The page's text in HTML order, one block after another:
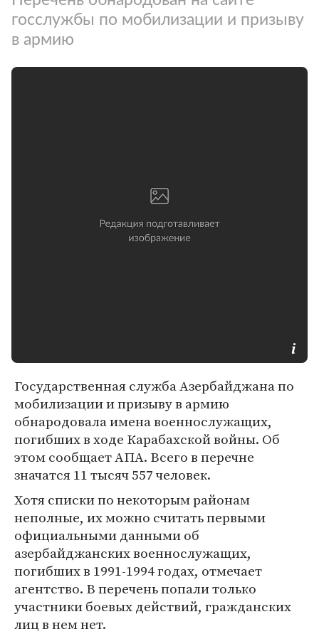
госслужбы по мобилизации и призыву
в армию
Государственная служба Азербайджана по
мобилизации и призыву в армию
обнародовала имена военнослужащих,
погибших в ходе Карабахской войны. Об
этом сообщает АПА. Всего в перечне
значатся 11 тысяч 557 человек.
Хотя списки по некоторым районам
неполные, их можно считать первыми
официальными данными об
азербайджанских военнослужащих,
погибших в 1991-1994 годах, отмечает
агентство. В перечень попали только
участники боевых действий, гражданских
лиц в нем нет.